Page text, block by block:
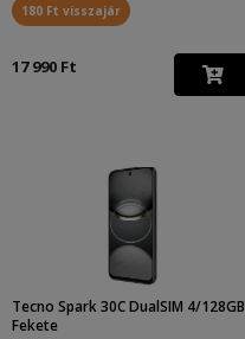
180 Ft visszajár
17 990 Ft
Tecno Spark 30C DualSIM 4/128GB
Fekete